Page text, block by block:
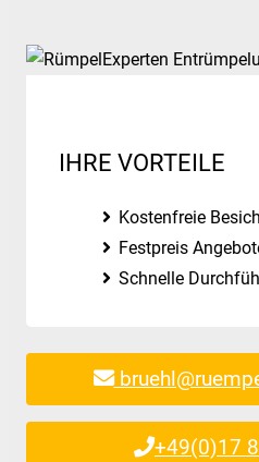
IHRE VORTEILE
Kostenfreie
Festpreis
Schnelle
+49(0)17